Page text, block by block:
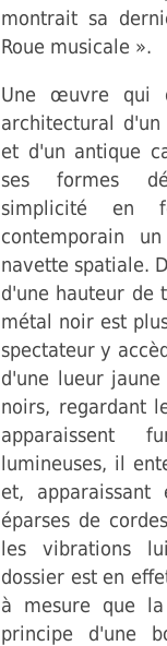
montrait sa
Roue musicale ».
Une œuvre qui
architectural
et d'un antique
ses formes
simplicité en
contemporain
navette spatiale.
d'une hauteur
métal noir est
spectateur y
d'une lueur
noirs, regardant
apparaissent
lumineuses, il
et, apparaissant
éparses de
les vibrations
dossier est en
à mesure que
principe d'une